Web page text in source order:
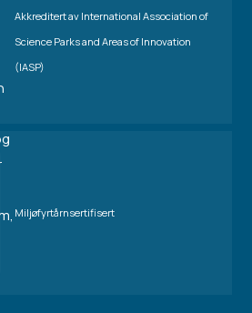
Akkreditert av International Association of
Science Parks and Areas of Innovation
(IASP)
Miljøfyrtårnsertifisert